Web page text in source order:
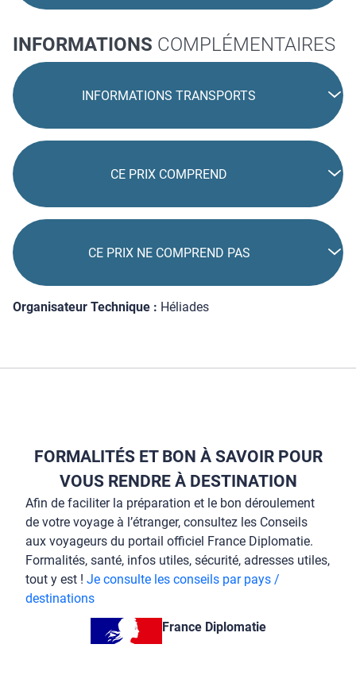
INFORMATIONS COMPLÉMENTAIRES
INFORMATIONS TRANSPORTS
CE PRIX COMPREND
CE PRIX NE COMPREND PAS
Organisateur Technique : Héliades
FORMALITÉS ET BON À SAVOIR POUR
VOUS RENDRE À DESTINATION
Afin de faciliter la préparation et le bon déroulement
de votre voyage à l’étranger, consultez les Conseils
aux voyageurs du portail officiel France Diplomatie.
Formalités, santé, infos utiles, sécurité, adresses utiles,
tout y est ! Je consulte les conseils par pays /
destinations
France Diplomatie